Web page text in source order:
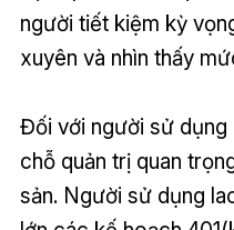
người tiết kiệm kỳ
xuyên và nhìn thấy
Đối với người sử dụng
chỗ quản trị quan
sản. Người sử dụng